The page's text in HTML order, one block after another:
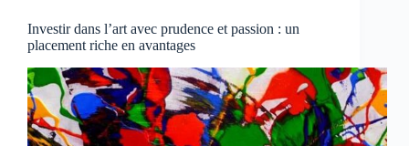
Investir dans l’art avec prudence et passion : un
placement riche en avantages